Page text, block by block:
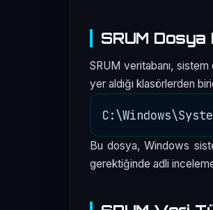
SRUM Dosya
SRUM veritabanı,
yer aldığı klasörlerden
Bu dosya, Windows
gerektiğinde adli